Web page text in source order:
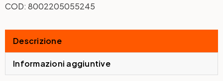
COD: 8002205055245
Descrizione
Informazioni aggiuntive